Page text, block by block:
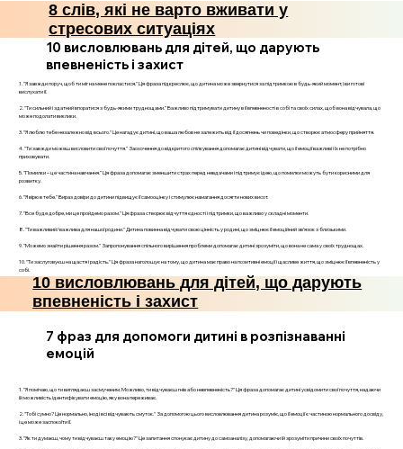
8 слів, які не варто вживати у
стресових ситуаціях
10 висловлювань для дітей, що дарують
впевненість і захист
1. "Я завжди поруч, щоб ти міг на мене покластися." Ця фраза підкреслює, що дитина може звернутися за підтримкою в будь-який момент, і ви готові
вислухати її.
2. "Ти сильний і здатний впоратися з будь-якими труднощами." Важливо підтримувати дитину в її впевненості в собі та своїх силах, щоб вона відчувала, що
може подолати виклики.
3. "Я люблю тебе незалежно від всього." Це нагадує дитині, що ваша любов не залежить від її досягнень чи поведінки, що створює атмосферу прийняття.
4. "Ти завжди можеш висловити свої почуття." Заохочення до відкритого спілкування допомагає дитині відчувати, що її емоції важливі і їх не потрібно
приховувати.
5. "Помилки – це частина навчання." Ця фраза допомагає зменшити страх перед невдачами і підтримує ідею, що помилки можуть бути корисними для
розвитку.
6. "Я вірю в тебе." Вираз довіри до дитини підвищує її самооцінку і стимулює намагання досягти нових висот.
7. "Все буде добре, ми це пройдемо разом." Ця фраза створює відчуття єдності і підтримки, що важливо у складні моменти.
8. "Ти важливий/важлива для нашої родини." Дитина повинна відчувати свою цінність у родині, що зміцнює її емоційний зв’язок з близькими.
9. "Можемо знайти рішення разом." Запропонування спільного вирішення проблеми допомагає дитині зрозуміти, що вона не сама у своїх труднощах.
10. "Ти заслуговуєш на щастя і радість." Ця фраза наголошує на тому, що дитина має право на позитивні емоції і щасливе життя, що зміцнює її впевненість у
собі.
10 висловлювань для дітей, що дарують
впевненість і захист
7 фраз для допомоги дитині в розпізнаванні
емоцій
1. "Я помічаю, що ти виглядаєш засмученим. Можливо, ти відчуваєш гнів або невпевненість?" Ця фраза допомагає дитині усвідомити свої почуття, надаючи
їй можливість ідентифікувати емоцію, яку вона переживає.
2. "Тобі сумно? Це нормально, іноді всі відчувають смуток." За допомогою цього висловлювання дитина розуміє, що її емоції є частиною нормального досвіду,
і це може заспокоїти її.
3. "Як ти думаєш, чому ти відчуваєш таку емоцію?" Це запитання спонукає дитину до самоаналізу, допомагаючи їй зрозуміти причини своїх почуттів.